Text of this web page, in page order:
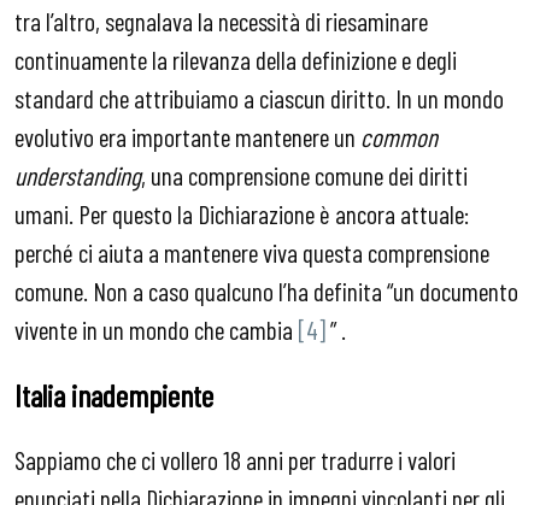
tra l’altro, segnalava la necessità di riesaminare
continuamente la rilevanza della definizione e degli
standard che attribuiamo a ciascun diritto. In un mondo
evolutivo era importante mantenere un common
understanding, una comprensione comune dei diritti
umani. Per questo la Dichiarazione è ancora attuale:
perché ci aiuta a mantenere viva questa comprensione
comune. Non a caso qualcuno l’ha definita “un documento
vivente in un mondo che cambia [4]” .
Italia inadempiente
Sappiamo che ci vollero 18 anni per tradurre i valori
enunciati nella Dichiarazione in impegni vincolanti per gli